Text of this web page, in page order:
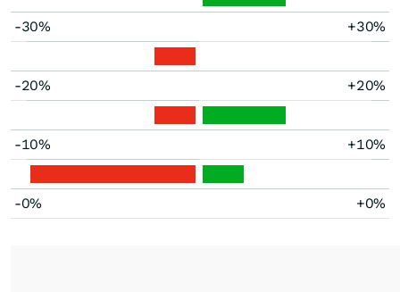
-30% +30%
-20% +20%
-10% +10%
-0% +0%